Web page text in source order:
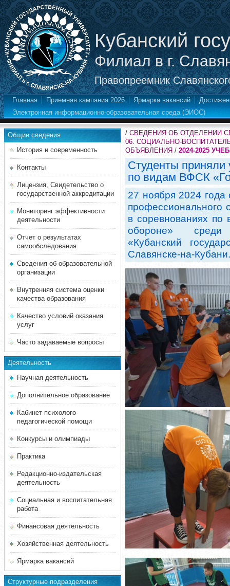
Кубанский
Филиал в г.
Правопреемник
Главная Приемная кампания 2026 Ярмарка вакансий
Электронная информационно-образовательная среда (ЭИОС)
Общие сведения
История и современность
Контакты
Лицензия, Свидетельство о
государственной аккредитации
Мониторинг эффективности
деятельности
Отчет о результатах
самообследования
Сведения об образовательной
организации
Внутренняя система оценки
качества образования
Качество условий оказания
услуг
Часто задаваемые вопросы
Деятельность
Научная деятельность
Дополнительное образование
Кабинет психолого-
педагогической помощи
Конкурсы и олимпиады
Практика
Редакционно-издательская
деятельность
Социальная и воспитательная
работа
Финансовая деятельность
Хозяйственная деятельность
Ярмарка вакансий
Структурные подразделения
/ СВЕДЕНИЯ ОБ ОТДЕЛЕНИИ
06. СОЦИАЛЬНО-
ОБЪЯВЛЕНИЯ / 2024-2025
Студенты приняли
по видам ВФСК
27 ноября 2024 года
профессионального
в соревнованиях по
обороне»
«Кубанский
Славянске-на-Кубани.